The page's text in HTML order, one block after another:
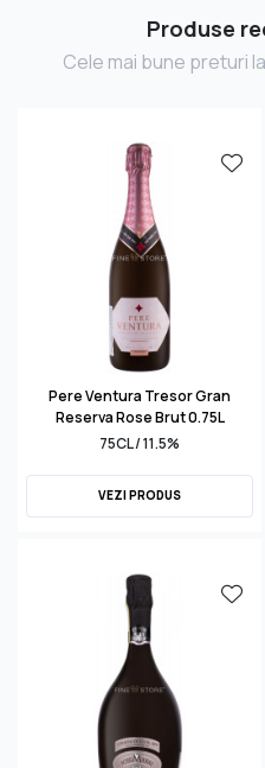
Produse
Cele mai bune preturi
Pere Ventura Tresor Gran
Reserva Rose Brut 0.75L
75CL / 11.5%
VEZI PRODUS